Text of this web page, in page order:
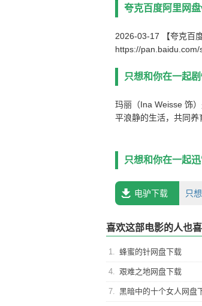
影片
夸克百度阿里网
2026-03-17 【夸克百
https://
只想和你在一起
玛丽（Ina Weisse 饰
平浪静的生活，共同养
只有玛丽自己知道，
想到的是，自己竟然
曼 Marc Hosemann 饰
只想和你在一起
电驴下载 只
喜欢这部电影的人也
1. 蜂蜜的针网盘下载
4. 艰难之地网盘下载
7. 黑暗中的十个女人网盘